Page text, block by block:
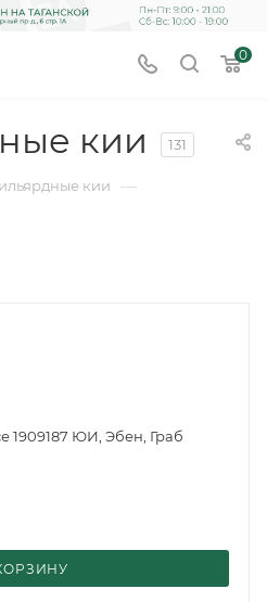
0
кии 131
кии —
1909187 ЮИ, Эбен, Граб